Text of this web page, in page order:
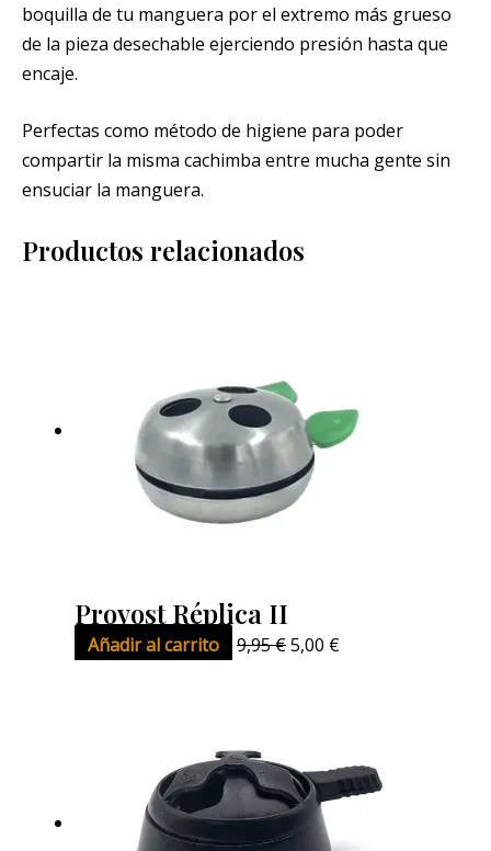
boquilla de tu manguera por el extremo más grueso
de la pieza desechable ejerciendo presión hasta que
encaje.
Perfectas como método de higiene para poder
compartir la misma cachimba entre mucha gente sin
ensuciar la manguera.
Productos relacionados
Provost Réplica II
Añadir al carrito 9,95€5,00 €